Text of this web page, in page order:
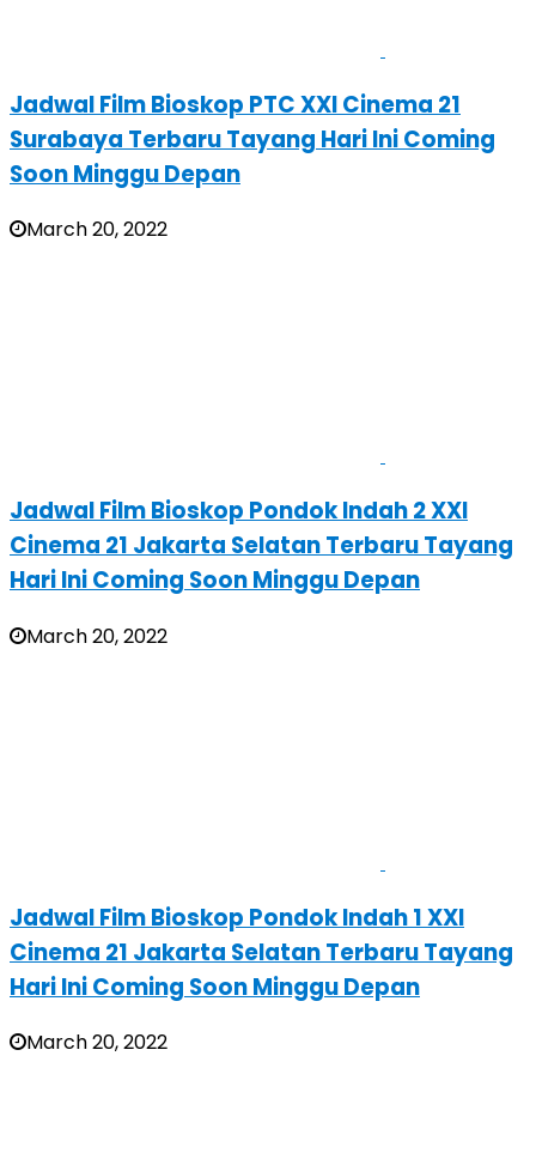
Jadwal Film Bioskop PTC XXI Cinema 21
Surabaya Terbaru Tayang Hari Ini Coming
Soon Minggu Depan
March 20, 2022
Jadwal Film Bioskop Pondok Indah 2 XXI
Cinema 21 Jakarta Selatan Terbaru Tayang
Hari Ini Coming Soon Minggu Depan
March 20, 2022
Jadwal Film Bioskop Pondok Indah 1 XXI
Cinema 21 Jakarta Selatan Terbaru Tayang
Hari Ini Coming Soon Minggu Depan
March 20, 2022